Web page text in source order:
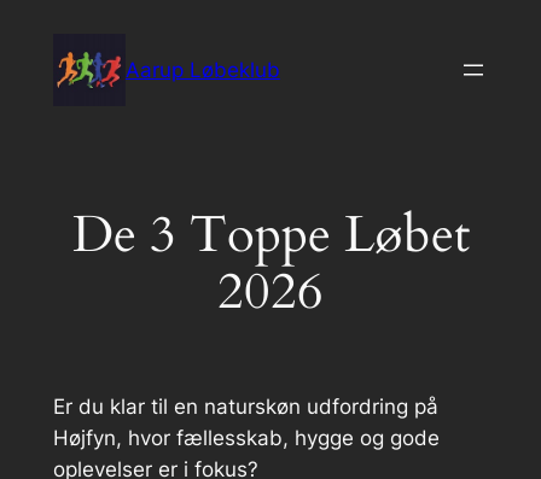
indhold
Aarup Løbeklub
De 3 Toppe Løbet
2026
Er du klar til en naturskøn udfordring på
Højfyn, hvor fællesskab, hygge og gode
oplevelser er i fokus?